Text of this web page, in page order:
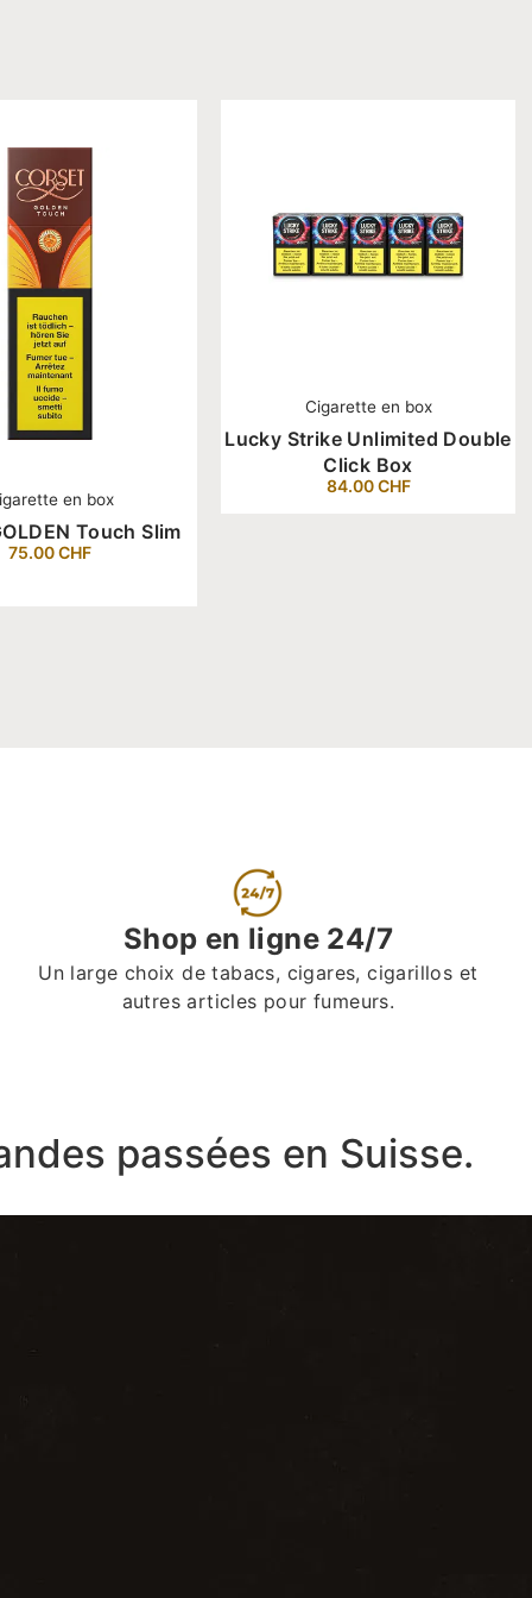
en box
Touch Slim
75.00CHF
Cigarette en box
Lucky Strike Unlimited Double
Click Box
84.00CHF
Shop en ligne 24/7
Un large choix de tabacs, cigares, cigarillos et
autres articles pour fumeurs.
passées en Suisse.